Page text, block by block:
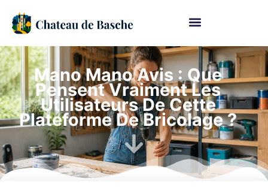
Mano Mano Avis : Que
Pensent Vraiment Les
Utilisateurs De Cette
Plateforme De Bricolage ?